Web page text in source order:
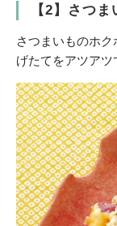
【2】さつ
さつまいものホ
げたてをアツアツ